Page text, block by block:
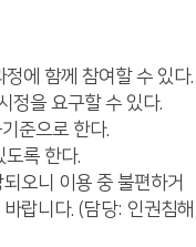
에 함께 참여할 수 있다.
정을 요구할 수 있다.
준으로 한다.
도록 한다.
오니 이용 중 불편하거
랍니다. (담당: 인권침해